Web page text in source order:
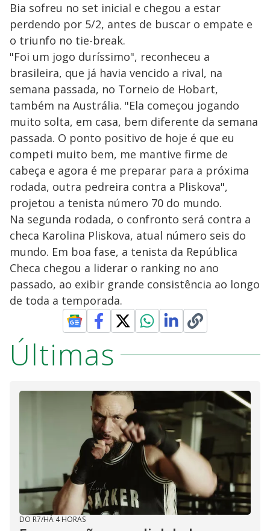
Bia sofreu no set inicial e chegou a estar
perdendo por 5/2, antes de buscar o empate e
o triunfo no tie-break.
"Foi um jogo duríssimo", reconheceu a
brasileira, que já havia vencido a rival, na
semana passada, no Torneio de Hobart,
também na Austrália. "Ela começou jogando
muito solta, em casa, bem diferente da semana
passada. O ponto positivo de hoje é que eu
competi muito bem, me mantive firme de
cabeça e agora é me preparar para a próxima
rodada, outra pedreira contra a Pliskova",
projetou a tenista número 70 do mundo.
Na segunda rodada, o confronto será contra a
checa Karolina Pliskova, atual número seis do
mundo. Em boa fase, a tenista da República
Checa chegou a liderar o ranking no ano
passado, ao exibir grande consistência ao longo
de toda a temporada.
Últimas
DO R7/HÁ 4 HORAS